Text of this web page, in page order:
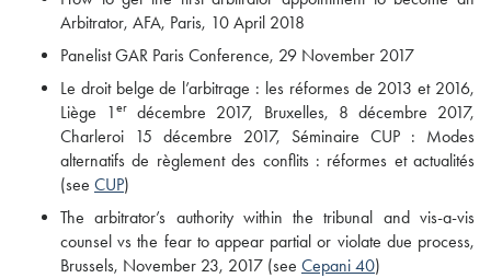
Arbitrator, AFA, Paris, 10 April 2018
Panelist GAR Paris Conference, 29 November 2017
Le droit belge de l’arbitrage : les réformes de 2013 et 2016,
Liège 1er
décembre 2017, Bruxelles, 8 décembre 2017,
Charleroi 15 décembre 2017, Séminaire CUP : Modes
alternatifs de règlement des conflits : réformes et actualités
(see CUP)
The arbitrator’s authority within the tribunal and vis-a-vis
counsel vs the fear to appear partial or violate due process,
Brussels, November 23, 2017 (see Cepani 40)